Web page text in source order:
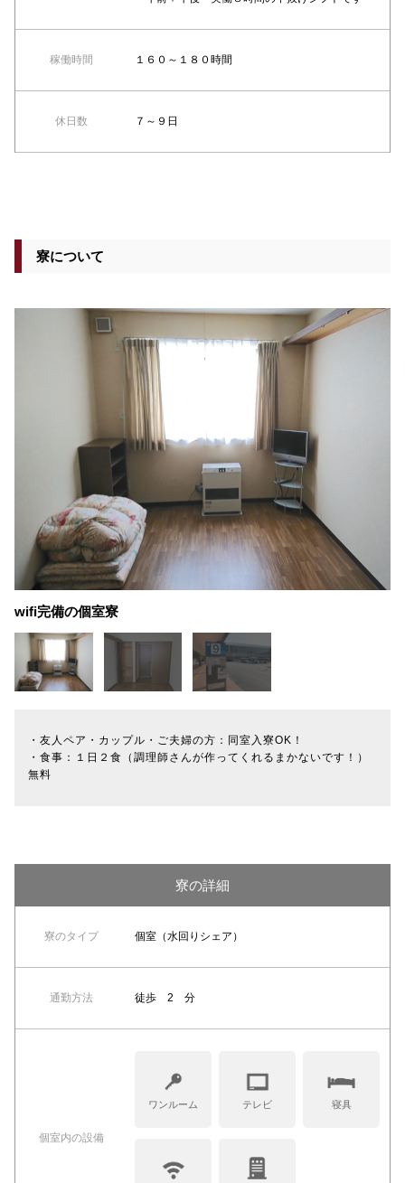
稼働時間 １６０～１８０時間
休日数 ７～９日
寮について
wifi完備の個室寮
・友人ペア・カップル・ご夫婦の方：同室入寮OK！
・食事：１日２食（調理師さんが作ってくれるまかないです！）
無料
寮の詳細
寮のタイプ 個室（水回りシェア）
通勤方法 徒歩 2 分
個室内の設備
ワンルーム テレビ 寝具